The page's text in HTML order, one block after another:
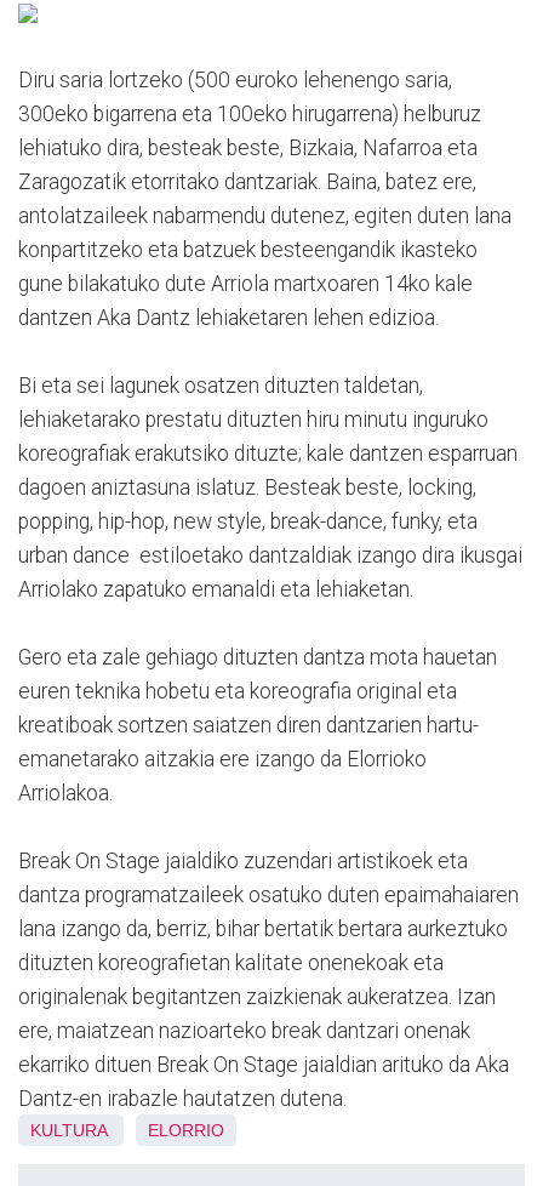
Diru saria lortzeko (500 euroko lehenengo saria,
300eko bigarrena eta 100eko hirugarrena) helburuz
lehiatuko dira, besteak beste, Bizkaia, Nafarroa eta
Zaragozatik etorritako dantzariak. Baina, batez ere,
antolatzaileek nabarmendu dutenez, egiten duten lana
konpartitzeko eta batzuek besteengandik ikasteko
gune bilakatuko dute Arriola martxoaren 14ko kale
dantzen Aka Dantz lehiaketaren lehen edizioa.
Bi eta sei lagunek osatzen dituzten taldetan,
lehiaketarako prestatu dituzten hiru minutu inguruko
koreografiak erakutsiko dituzte; kale dantzen esparruan
dagoen aniztasuna islatuz. Besteak beste, locking,
popping, hip-hop, new style, break-dance, funky, eta
urban dance estiloetako dantzaldiak izango dira ikusgai
Arriolako zapatuko emanaldi eta lehiaketan.
Gero eta zale gehiago dituzten dantza mota hauetan
euren teknika hobetu eta koreografia original eta
kreatiboak sortzen saiatzen diren dantzarien hartu-
emanetarako aitzakia ere izango da Elorrioko
Arriolakoa.
Break On Stage jaialdiko zuzendari artistikoek eta
dantza programatzaileek osatuko duten epaimahaiaren
lana izango da, berriz, bihar bertatik bertara aurkeztuko
dituzten koreografietan kalitate onenekoak eta
originalenak begitantzen zaizkienak aukeratzea. Izan
ere, maiatzean nazioarteko break dantzari onenak
ekarriko dituen Break On Stage jaialdian arituko da Aka
Dantz-en irabazle hautatzen dutena.
KULTURA ELORRIO